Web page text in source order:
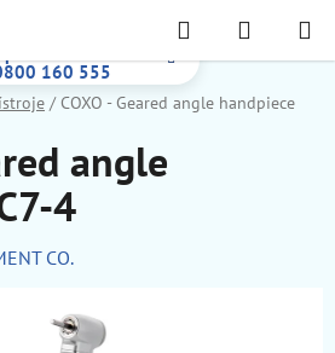
160 555
Hľadať
KOŠÍK
/ COXO - Geared angle handpiece
angle
4
CO.